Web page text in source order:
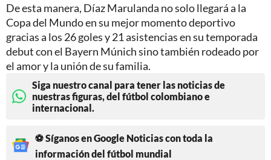
De esta manera, Díaz Marulanda no solo llegará a la
Copa del Mundo en su mejor momento deportivo
gracias a los 26 goles y 21 asistencias en su temporada
debut con el Bayern Múnich sino también rodeado por
el amor y la unión de su familia.
Siga nuestro canal para tener las noticias de
nuestras figuras, del fútbol colombiano e
internacional.
⚽ Síganos en Google Noticias con toda la
información del fútbol mundial